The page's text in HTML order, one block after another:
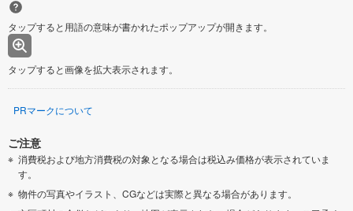
タップすると用語の意味が書かれたポップアップが開きます。
タップすると画像を拡大表示されます。
PRマークについて
ご注意
消費税および地方消費税の対象となる場合は税込み価格が表示されていま
す。
物件の写真やイラスト、CGなどは実際と異なる場合があります。